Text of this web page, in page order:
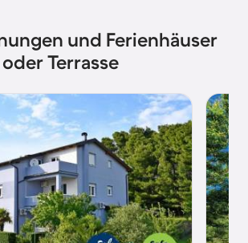
und Ferienhäuser
Terrasse